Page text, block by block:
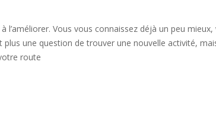
Vous vous connaissez déjà un peu mieux,
plus une question de trouver une nouvelle activité,
route